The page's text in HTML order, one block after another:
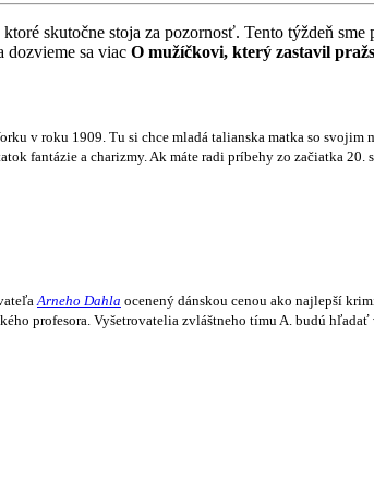
skutočne stoja za pozornosť. Tento týždeň sme
dozvieme sa viac O mužíčkovi, který zastavil
v roku 1909. Tu si chce mladá talianska matka so
fantázie a charizmy. Ak máte radi príbehy zo začiatka 20.
Arneho Dahla ocenený dánskou cenou ako najlepší
profesora. Vyšetrovatelia zvláštneho tímu A. budú